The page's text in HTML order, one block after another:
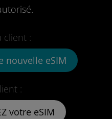
:
votre eSIM
client :
nouvelle eSIM